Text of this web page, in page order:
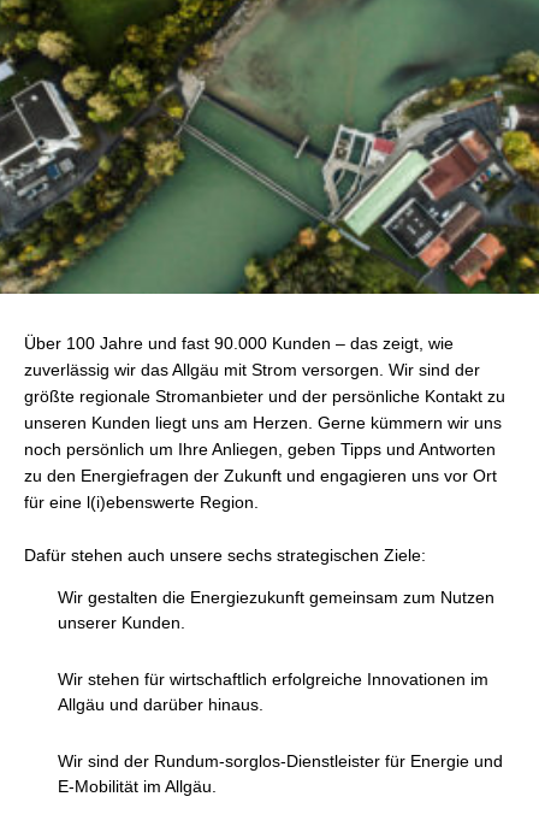
Über 100 Jahre und fast 90.000 Kunden – das zeigt, wie
zuverlässig wir das Allgäu mit Strom versorgen. Wir sind der
größte regionale Stromanbieter und der persönliche Kontakt zu
unseren Kunden liegt uns am Herzen. Gerne kümmern wir uns
noch persönlich um Ihre Anliegen, geben Tipps und Antworten
zu den Energiefragen der Zukunft und engagieren uns vor Ort
für eine l(i)ebenswerte Region.
Dafür stehen auch unsere sechs strategischen Ziele:
Wir gestalten die Energiezukunft gemeinsam zum Nutzen
unserer Kunden.
Wir stehen für wirtschaftlich erfolgreiche Innovationen im
Allgäu und darüber hinaus.
Wir sind der Rundum-sorglos-Dienstleister für Energie und
E-Mobilität im Allgäu.